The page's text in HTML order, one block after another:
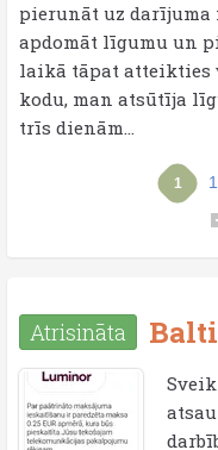
pierunāt uz darījuma
apdomāt līgumu un
laikā tāpat atteikties
kodu, man atsūtīja
trīs dienām...
1
Atrisināta